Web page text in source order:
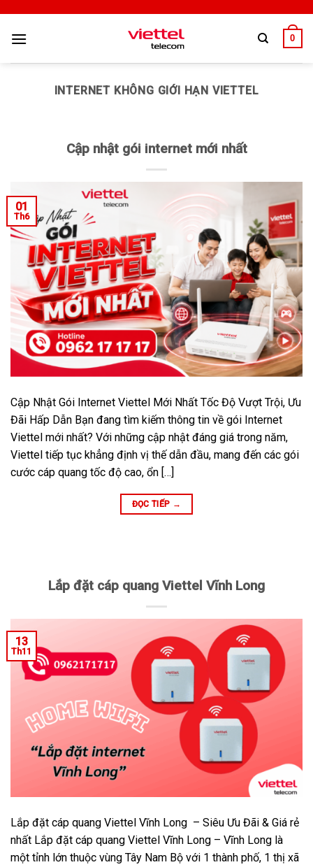
0
INTERNET KHÔNG GIỚI HẠN VIETTEL
Cập nhật gói internet mới nhất
01
Th6
Cập Nhật Gói Internet Viettel Mới Nhất Tốc Độ Vượt Trội, Ưu
Đãi Hấp Dẫn Bạn đang tìm kiếm thông tin về gói Internet
Viettel mới nhất? Với những cập nhật đáng giá trong năm,
Viettel tiếp tục khẳng định vị thế dẫn đầu, mang đến các gói
cước cáp quang tốc độ cao, ổn […]
ĐỌC TIẾP →
Lắp đặt cáp quang Viettel Vĩnh Long
13
Th11
Lắp đặt cáp quang Viettel Vĩnh Long – Siêu Ưu Đãi & Giá rẻ
nhất Lắp đặt cáp quang Viettel Vĩnh Long – Vĩnh Long là
một tỉnh lớn thuộc vùng Tây Nam Bộ với 1 thành phố, 1 thị xã